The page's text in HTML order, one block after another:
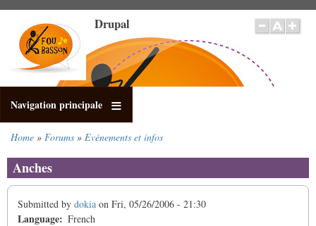
main
content
Drupal
Navigation principale
Home Forums Evénements et infos
Anches
Submitted by dokia on Fri, 05/26/2006 - 21:30
Language
French